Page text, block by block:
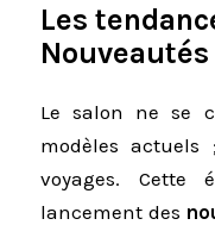
Les
Le salon ne se
modèles
voyages.
lancement des